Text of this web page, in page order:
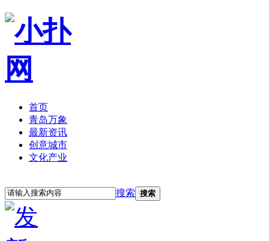
首页
青岛万象
最新资讯
创意城市
文化产业
搜索 搜索